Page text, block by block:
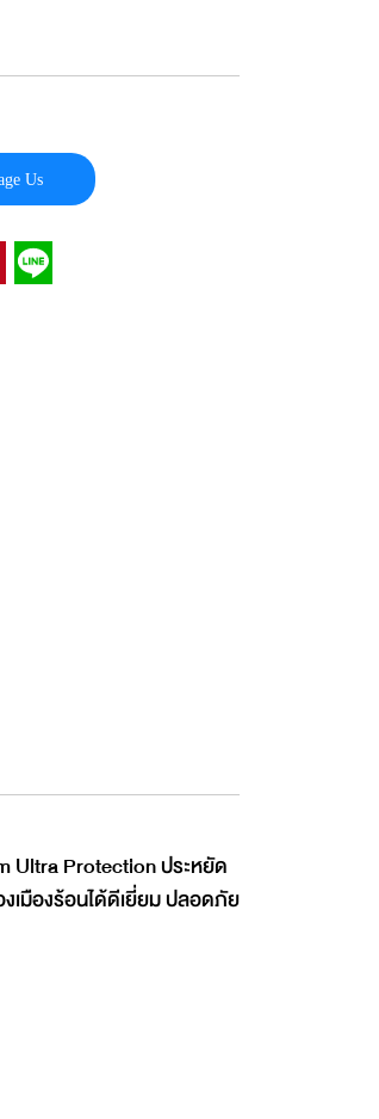
Us
Ultra Protection ประหยัด
มืองร้อนได้ดีเยี่ยม ปลอดภัย